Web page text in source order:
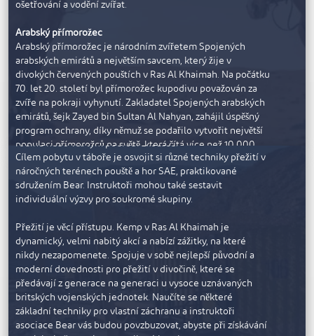
takh-tah. Dále se seznámíte s inovativními vědeckými
technikami používanými v moderním pěstování perel a
prohlédnete si perlovou farmu Suwaidi, která se nachází
na plovoucím pontonu. Nakonec si návštěvníci mohou
otevřít ústřici a zjistit, jestli trefili jackpot a našli svou
vlastní arabskou perlu, kterou si pak mohou odnést domů.
V obchodě se suvenýry je k vidění nádherná kolekce těch
nejjemnějších perel z Ras Al Khaimah.
Perlová farma Suwaidi je založena na zásadách šetrnosti k
životnímu prostředí, které chrání prostředí moře před
lidskými zásahy. Farma je jednoduchá, autentická a
poháněná solárními panely. Nezapomeňte, že navštěvujete
místní oblast, a proto se vhodně oblečte a vždy používejte
ochranný krém proti slunci.
ošetřování a vodění zvířat.
Arabský přímorožec
Arabský přímorožec je národním zvířetem Spojených
arabských emirátů a největším savcem, který žije v
divokých červených pouštích v Ras Al Khaimah. Na počátku
70. let 20. století byl přímorožec kupodivu považován za
zvíře na pokraji vyhynutí. Zakladatel Spojených arabských
emirátů, šejk Zayed bin Sultan Al Nahyan, zahájil úspěšný
program ochrany, díky němuž se podařilo vytvořit největší
populaci přímorožců na světě, která čítá více než 10 000
jedinců.
Přímorožec arabský je středně velká pouštní antilopa
80 kg. Přímorožec je převážně bílý a má tmavé
trojúhelníkové skvrny na hlavě a na nohou. Přímorožce lze
snadno rozpoznat podle jejich impozantních dlouhých a
rovných rohů. Mají široká kopyta, která jim umožňují
obratný pohyb po měkkém písku. Přímorožci po mnoho let
inspirovali arabské básníky. Dnes se volně potulují v
přírodní rezervaci.
Bear Grylls Explorers Camp
The Bear Grylls Camp Ras Al Khaimah
Pokud milujete dobrodružství, rádi se překonáváte a
chcete se naučit drsné techniky přežití od vybraných
instruktorů sdružení Bear, tábor pro průzkumníky v Ras Al
Khaimah nabízí několik exkluzivních výzev, které vás, vaši
rodinu nebo váš tým podrobí zkoušce.
Cílem pobytu v táboře je osvojit si různé techniky přežití v
náročných terénech pouště a hor SAE, praktikované
sdružením Bear. Instruktoři mohou také sestavit
individuální výzvy pro soukromé skupiny.
Přežití je věcí přístupu. Kemp v Ras Al Khaimah je
dynamický, velmi nabitý akcí a nabízí zážitky, na které
nikdy nezapomenete. Spojuje v sobě nejlepší původní a
moderní dovednosti pro přežití v divočině, které se
předávají z generace na generaci u vysoce uznávaných
britských vojenských jednotek. Naučíte se některé
základní techniky pro vlastní záchranu a instruktoři
asociace Bear vás budou povzbuzovat, abyste při získávání